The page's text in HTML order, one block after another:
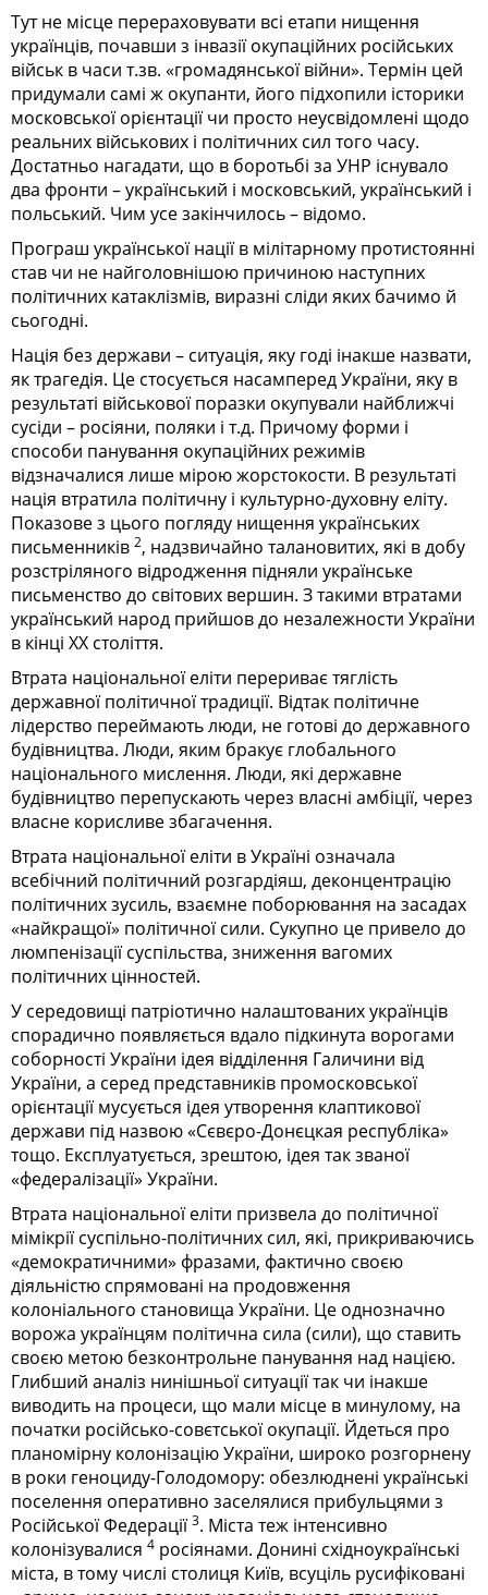
Тут не місце перераховувати всі етапи нищення
українців, почавши з інвазії окупаційних російських
військ в часи т.зв. «громадянської війни». Термін цей
придумали самі ж окупанти, його підхопили історики
московської орієнтації чи просто неусвідомлені щодо
реальних військових і політичних сил того часу.
Достатньо нагадати, що в боротьбі за УНР існувало
два фронти – український і московський, український і
польський. Чим усе закінчилось – відомо.
Програш української нації в мілітарному протистоянні
став чи не найголовнішою причиною наступних
політичних катаклізмів, виразні сліди яких бачимо й
сьогодні.
Нація без держави – ситуація, яку годі інакше назвати,
як трагедія. Це стосується насамперед України, яку в
результаті військової поразки окупували найближчі
сусіди – росіяни, поляки і т.д. Причому форми і
способи панування окупаційних режимів
відзначалися лише мірою жорстокости. В результаті
нація втратила політичну і культурно-духовну еліту.
Показове з цього погляду нищення українських
письменників 2, надзвичайно талановитих, які в добу
розстріляного відродження підняли українське
письменство до світових вершин. З такими втратами
український народ прийшов до незалежности України
в кінці ХХ століття.
Втрата національної еліти перериває тяглість
державної політичної традиції. Відтак політичне
лідерство переймають люди, не готові до державного
будівництва. Люди, яким бракує глобального
національного мислення. Люди, які державне
будівництво перепускають через власні амбіції, через
власне корисливе збагачення.
Втрата національної еліти в Ук­раїні означала
всебічний політичний розгардіяш, деконцентрацію
політичних зусиль, взаємне поборювання на засадах
«найкращої» політичної сили. Сукупно це привело до
люмпенізації суспільства, зниження вагомих
політичних цінностей.
У середовищі патріотично на­лаштованих українців
спорадично появляється вдало підкинута ворогами
соборності України ідея відділення Галичини від
України, а серед представників промосковської
орієнтації мусується ідея утворення клаптикової
держави під назвою «Сєвєро-Донєцкая республіка»
тощо. Експлуатується, зрештою, ідея так званої
«федералізації» України.
Втрата національної еліти призвела до політичної
мімікрії суспільно-політичних сил, які, прикриваючись
«демократичними» фразами, фактично своєю
діяльністю спрямовані на продовження
колоніального становища України. Це однозначно
ворожа українцям політична сила (сили), що ставить
своєю метою безконтрольне панування над нацією.
Глибший аналіз нинішньої ситуації так чи інакше
виводить на процеси, що мали місце в минулому, на
початки російсько-совєтської окупації. Йдеться про
планомірну колонізацію України, широко розгорнену
в роки геноциду-Голодомору: обезлюднені українські
поселення оперативно заселялися прибульцями з
Російської Федерації3. Міста теж інтенсивно
колонізувалися 4 росіянами. Донині східноукраїнські
міста, в тому числі столиця Київ, всуціль русифіковані